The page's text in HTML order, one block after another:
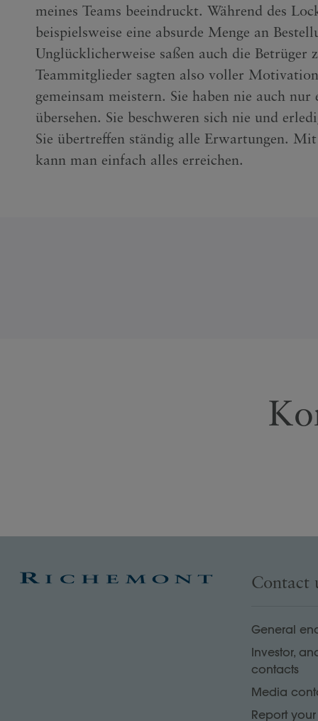
meines Teams beeindruckt. Während des
beispielsweise eine absurde Menge an
Unglücklicherweise saßen auch die Betrüger
Teammitglieder sagten also voller
gemeinsam meistern. Sie haben nie auch nur
übersehen. Sie beschweren sich nie und
Sie übertreffen ständig alle Erwartungen.
kann man einfach alles erreichen.
Contact
General
Investor,
contacts
Media
Report